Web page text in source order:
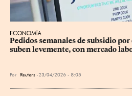
ECONOMÍA
Pedidos semanales de subsidio por
suben levemente, con mercado
Por Reuters 23/04/2026 - 8:05